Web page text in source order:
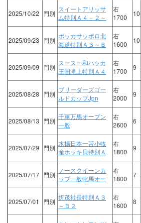
2025/10/22 門別
スイートアリッサ
ム特別Ａ４－２～
右
1700
10
2025/09/23 門別
ポッカサッポロ北
海道特別Ａ３～Ｂ
右
1600
10
2025/09/09 門別
スースー和ハッカ
王国滝上特別Ａ４
右
1700
9
2025/08/28 門別
ブリーダーズゴー
ルドカップJpn
右
2000
9
2025/08/13 門別
千軍万馬オープン
一般
右
2600
6
2025/07/29 門別
水揚日本一苫小牧
産ホッキ貝特別Ａ
右
1800
9
2025/07/17 門別
ノースクイーンカ
ップ一般牝馬オー
右
1800
7
2025/07/01 門別
折茂社長特別Ａ３
～Ｂ２
右
1600
8